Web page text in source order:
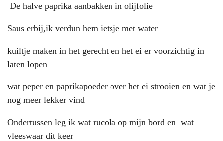
De halve paprika aanbakken in olijfolie
Saus erbij,ik verdun hem ietsje met water
kuiltje maken in het gerecht en het ei er voorzichtig in
laten lopen
wat peper en paprikapoeder over het ei strooien en wat je
nog meer lekker vind
Ondertussen leg ik wat rucola op mijn bord en wat
vleeswaar dit keer